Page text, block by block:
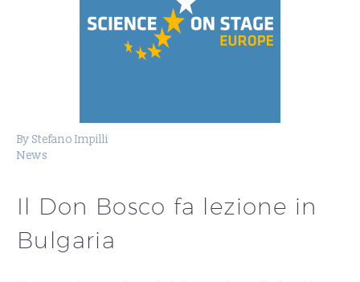
By Stefano Impilli
News
Il Don Bosco fa lezione in
Bulgaria